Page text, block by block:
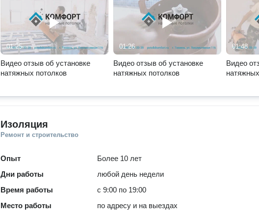
01:25
Видео отзыв об установке
натяжных потолков
01:26
Видео отзыв об установке
натяжных потолков
01:48
Видео
натяжных
Изоляция
Ремонт и строительство
Опыт
Более 10 лет
Дни работы
любой день недели
Время работы
с 9:00 по 19:00
Место работы
по адресу и на выездах